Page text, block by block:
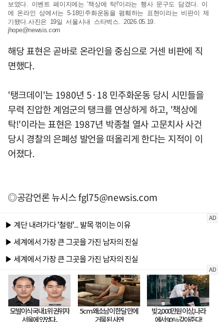
보였다. 이벤트 페이지에는 '책상에 탁!'이라는 행사 문구도 담겼다. 이
에 온라인 상에서는 5·18민주화운동을 폄훼하는 표현이라는 비판이 제
기됐다.사진은 19일 서울시내 스타벅스. 2026.05.19.
jhope@newsis.com
해당 표현은 곧바로 온라인을 중심으로 거센 비판에 직
면했다.
'탱크데이'는 1980년 5·18 민주화운동 당시 시민들을
무력 진압한 계엄군의 탱크를 연상하게 하고, '책상에
탁!'이라는 표현은 1987년 박종철 열사 고문치사 사건
당시 경찰의 은폐성 발언을 떠올리게 한다는 지적이 이
어졌다.
◎공감언론 뉴시스fgl75@newsis.com